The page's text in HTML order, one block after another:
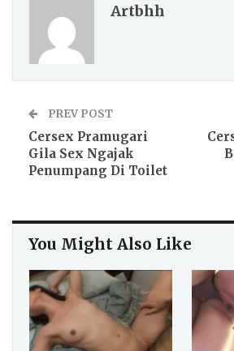
Artbhh
PREV POST
Cersex Pramugari
Gila Sex Ngajak
Penumpang Di Toilet
You Might Also Like